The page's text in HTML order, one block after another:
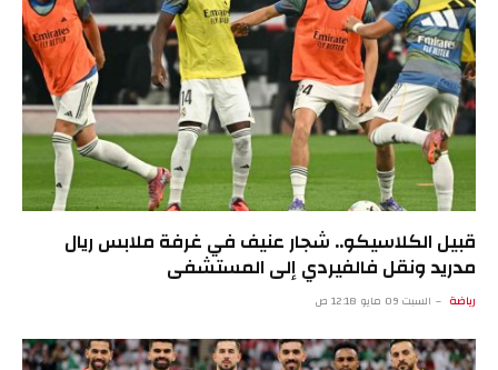
قبيل الكلاسيكو.. شجار عنيف في غرفة ملابس ريال
مدريد ونقل فالفيردي إلى المستشفى
رياضة السبت 09 مايو 12:18 ص